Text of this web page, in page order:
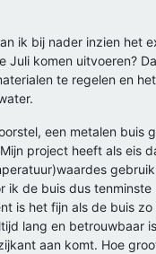
ik bij nader inzien het
Juli komen uitvoeren?
te regelen en
een metalen buis
project heeft als eis
ik de buis dus tenminste
is het fijn als de buis
lang en betrouwbaar
aan komt. Hoe